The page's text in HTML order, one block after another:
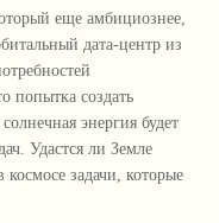
еще амбициознее,
дата-центр из
попытка создать
энергия будет
Удастся ли Земле
космосе задачи, которые